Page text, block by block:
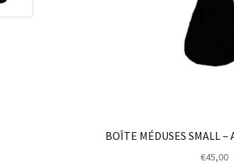
BOÎTE MÉDUSES SMALL
€45,00